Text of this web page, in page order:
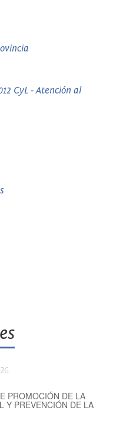
CyL - Atención al
PROMOCIÓN DE LA
Y PREVENCIÓN DE LA